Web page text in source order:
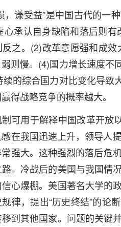
，谦受益”是中国古代的一
心承认自身缺陷和落后则
之。(2)改革意愿强和成
则慢。(4)国力增长速度不
续的综合国力对比变化导致
得战略竞争的概率越大。
可用于解释中国改革开放
在我国迅速上升，领导人
强大。这种强烈的落后危
路。冷战后的美国与我国
心爆棚。美国著名大学的
律，提出“历史终结”的论
到其他国家。问题的关键